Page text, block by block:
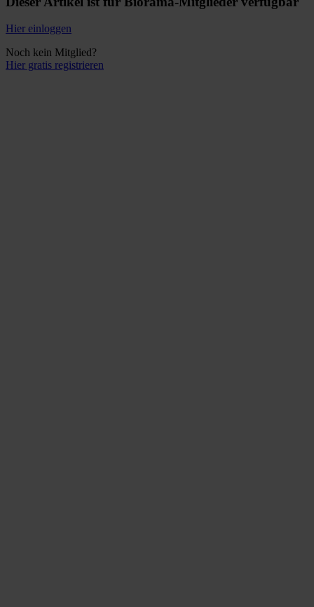
Hier einloggen
Noch kein Mitglied?
Hier gratis registrieren